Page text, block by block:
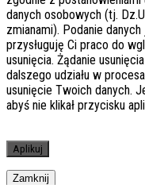
danych osobowych (tj.
zmianami). Podanie
przysługuję Ci praco do
usunięcia. Żądanie
dalszego udziału w
usunięcie Twoich danych.
abyś nie klikał przycisku
Zamknij